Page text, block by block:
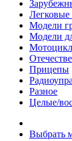
Легковые
Модели
Модели
Прицепы
Разное
Целые/
Выбрать